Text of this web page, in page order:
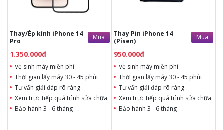
Thay/Ép kính iPhone 14
Pro
Mua
1.350.000đ
Vệ sinh máy miễn phí
Thời gian lấy máy 30 - 45 phút
Tư vấn giải đáp rõ ràng
Xem trực tiếp quá trình sửa chữa
Bảo hành 3 - 6 tháng
Bảo hành 3 - 6 tháng
Thay Pin iPhone 14
(Pisen)
Mua
950.000đ
Vệ sinh máy miễn phí
Thời gian lấy máy 30 - 45 phút
Tư vấn giải đáp rõ ràng
Xem trực tiếp quá trình sửa chữa
Bảo hành 3 - 6 tháng